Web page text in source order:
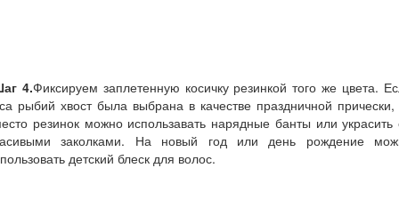
4.Фиксируем заплетенную косичку резинкой того же цвета.
рыбий хвост была выбрана в качестве праздничной прически,
резинок можно использавать нарядные банты или украсить
заколками. На новый год или день рождение
детский блеск для волос.